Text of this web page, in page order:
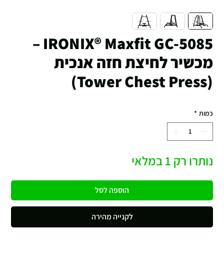
IRONIX® Maxfit GC-5085 –
מכשיר לחיצת חזה אנכית
(Tower Chest Press)
כמות *
נותרו רק 1 במלאי
הוספה לסל
לקנייה מהירה